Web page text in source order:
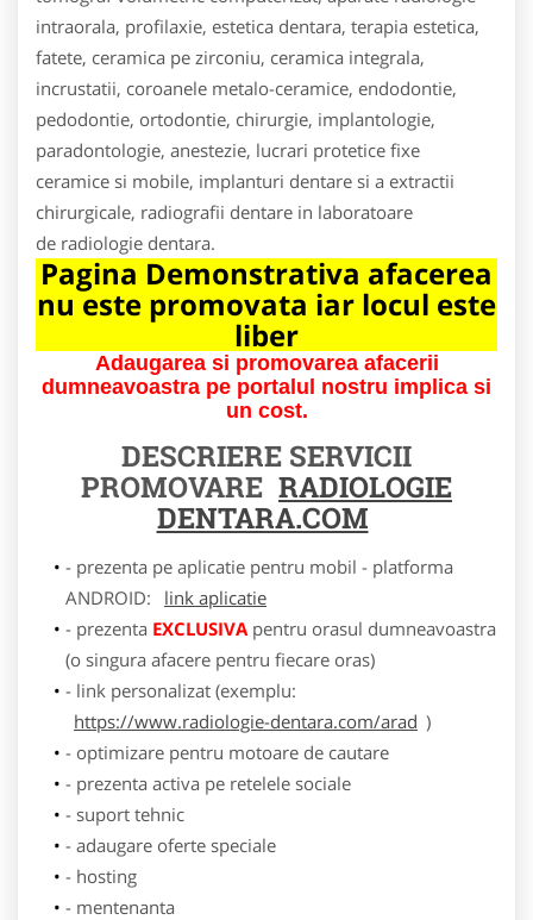
intraorala, profilaxie, estetica dentara, terapia estetica,
fatete, ceramica pe zirconiu, ceramica integrala,
incrustatii, coroanele metalo-ceramice, endodontie,
pedodontie, ortodontie, chirurgie, implantologie,
paradontologie, anestezie, lucrari protetice fixe
ceramice si mobile, implanturi dentare si a extractii
chirurgicale, radiografii dentare in laboratoare
de radiologie dentara.
Pagina Demonstrativa afacerea
nu este promovata iar locul este
liber
Adaugarea si promovarea afacerii
dumneavoastra pe portalul nostru implica si
un cost.
DESCRIERE SERVICII
PROMOVARE RADIOLOGIE
DENTARA.COM
- prezenta pe aplicatie pentru mobil - platforma
ANDROID:
link aplicatie
- prezenta EXCLUSIVApentru orasul dumneavoastra
(o singura afacere pentru fiecare oras)
- link personalizat (exemplu:
https://www.radiologie-dentara.com/arad )
- optimizare pentru motoare de cautare
- prezenta activa pe retelele sociale
- suport tehnic
- adaugare oferte speciale
- hosting
- mentenanta